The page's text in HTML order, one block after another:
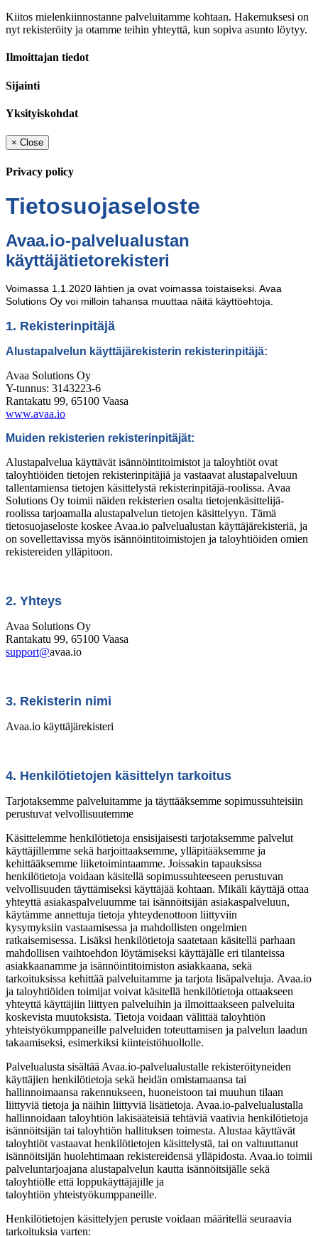
Kiitos mielenkiinnostanne palveluitamme kohtaan. Hakemuksesi on
nyt rekisteröity ja otamme teihin yhteyttä, kun sopiva asunto löytyy.
Ilmoittajan tiedot
Sijainti
Yksityiskohdat
× Close
Privacy policy
Tietosuojaseloste
Avaa.io-palvelualustan
käyttäjätietorekisteri
Voimassa 1.1.2020 lähtien ja ovat voimassa toistaiseksi. Avaa
Solutions Oy voi milloin tahansa muuttaa näitä käyttöehtoja.
1. Rekisterinpitäjä
Alustapalvelun käyttäjärekisterin rekisterinpitäjä:
Avaa Solutions Oy
Y-tunnus: 3143223-6
Rantakatu 99, 65100 Vaasa
www.avaa.io
Muiden rekisterien rekisterinpitäjät:
Alustapalvelua käyttävät isännöintitoimistot ja taloyhtiöt ovat
taloyhtiöiden tietojen rekisterinpitäjiä ja vastaavat alustapalveluun
tallentamiensa tietojen käsittelystä rekisterinpitäjä-roolissa. Avaa
Solutions Oy toimii näiden rekisterien osalta tietojenkäsittelijä-
roolissa tarjoamalla alustapalvelun tietojen käsittelyyn. Tämä
tietosuojaseloste koskee Avaa.io palvelualustan käyttäjärekisteriä, ja
on sovellettavissa myös isännöintitoimistojen ja taloyhtiöiden omien
rekistereiden ylläpitoon.
2. Yhteys
Avaa Solutions Oy
Rantakatu 99, 65100 Vaasa
support@avaa.io
3. Rekisterin nimi
Avaa.io käyttäjärekisteri
4. Henkilötietojen käsittelyn tarkoitus
Tarjotaksemme palveluitamme ja täyttääksemme sopimussuhteisiin
perustuvat velvollisuutemme
Käsittelemme henkilötietoja ensisijaisesti tarjotaksemme palvelut
käyttäjillemme sekä harjoittaaksemme, ylläpitääksemme ja
kehittääksemme liiketoimintaamme. Joissakin tapauksissa
henkilötietoja voidaan käsitellä sopimussuhteeseen perustuvan
velvollisuuden täyttämiseksi käyttäjää kohtaan. Mikäli käyttäjä ottaa
yhteyttä asiakaspalveluumme tai isännöitsijän asiakaspalveluun,
käytämme annettuja tietoja yhteydenottoon liittyviin
kysymyksiin vastaamisessa ja mahdollisten ongelmien
ratkaisemisessa. Lisäksi henkilötietoja saatetaan käsitellä parhaan
mahdollisen vaihtoehdon löytämiseksi käyttäjälle eri tilanteissa
asiakkaanamme ja isännöintitoimiston asiakkaana, sekä
tarkoituksissa kehittää palveluitamme ja tarjota lisäpalveluja. Avaa.io
ja taloyhtiöiden toimijat voivat käsitellä henkilötietoja ottaakseen
yhteyttä käyttäjiin liittyen palveluihin ja ilmoittaakseen palveluita
koskevista muutoksista. Tietoja voidaan välittää taloyhtiön
yhteistyökumppaneille palveluiden toteuttamisen ja palvelun laadun
takaamiseksi, esimerkiksi kiinteistöhuollolle.
Palvelualusta sisältää Avaa.io-palvelualustalle rekisteröityneiden
käyttäjien henkilötietoja sekä heidän omistamaansa tai
hallinnoimaansa rakennukseen, huoneistoon tai muuhun tilaan
liittyviä tietoja ja näihin liittyviä lisätietoja. Avaa.io-palvelualustalla
hallinnoidaan taloyhtiön lakisääteisiä tehtäviä vaativia henkilötietoja
isännöitsijän tai taloyhtiön hallituksen toimesta. Alustaa käyttävät
taloyhtiöt vastaavat henkilötietojen käsittelystä, tai on valtuuttanut
isännöitsijän huolehtimaan rekistereidensä ylläpidosta. Avaa.io toimii
palveluntarjoajana alustapalvelun kautta isännöitsijälle sekä
taloyhtiölle että loppukäyttäjäjille ja
taloyhtiön yhteistyökumppaneille.
Henkilötietojen käsittelyjen peruste voidaan määritellä seuraavia
tarkoituksia varten: